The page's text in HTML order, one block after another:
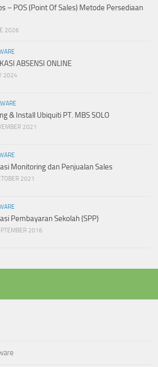
– POS (Point Of Sales) Metode Persediaan
2026
ABSENSI ONLINE
2024
& Install Ubiquiti PT. MBS SOLO
2021
Monitoring dan Penjualan Sales
2021
Pembayaran Sekolah (SPP)
2016